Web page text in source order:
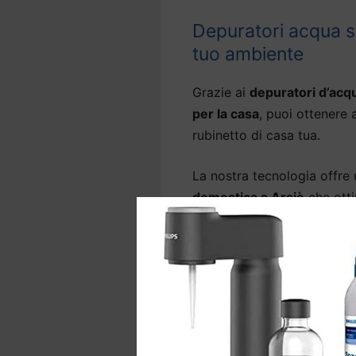
Depuratori acqua
tuo ambiente
Grazie ai depuratori
per la casa, puoi ottenere
rubinetto di casa tua.
La nostra tecnologia offre
domestica a Arsièche
rubinetto, eliminando
grado anche di abbattere
La gamma comprende